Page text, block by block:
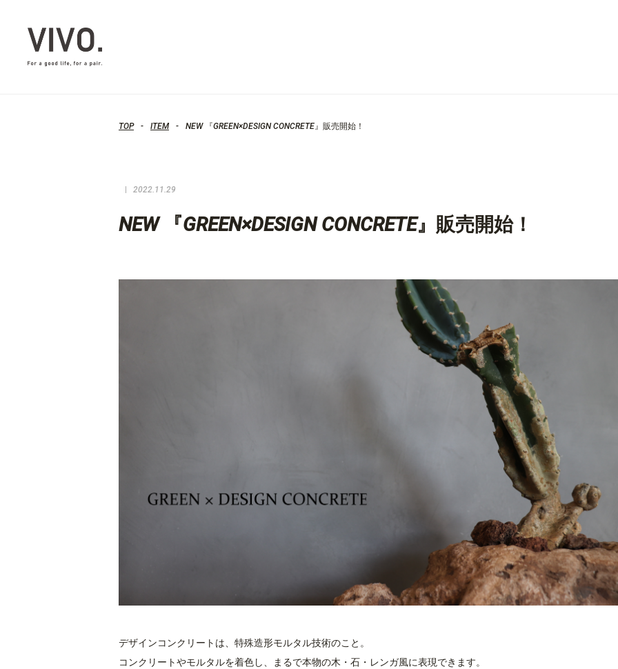
TOP ITEM NEW 『GREEN×DESIGN CONCRETE』販売開始！
2022.11.29
NEW 『GREEN×DESIGN CONCRETE』販売開始！
デザインコンクリートは、特殊造形モルタル技術のこと。
コンクリートやモルタルを着色し、まるで本物の木・石・レンガ風に表現できます。